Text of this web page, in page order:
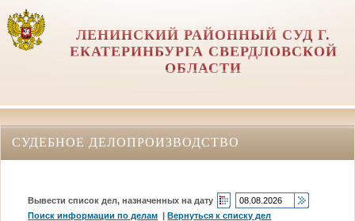
ЛЕНИНСКИЙ РАЙОННЫЙ СУД Г.
ЕКАТЕРИНБУРГА СВЕРДЛОВСКОЙ
ОБЛАСТИ
СУДЕБНОЕ ДЕЛОПРОИЗВОДСТВО
Вывести список дел, назначенных на дату
Поиск информации по делам |Вернуться к списку дел